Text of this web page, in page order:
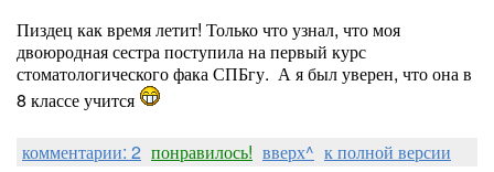
Пиздец как время летит! Только что узнал, что моя
двоюродная сестра поступила на первый курс
стоматологического фака СПБгу. А я был уверен, что она в
8 классе учится
комментарии: 2 понравилось! вверх^ к полной версии